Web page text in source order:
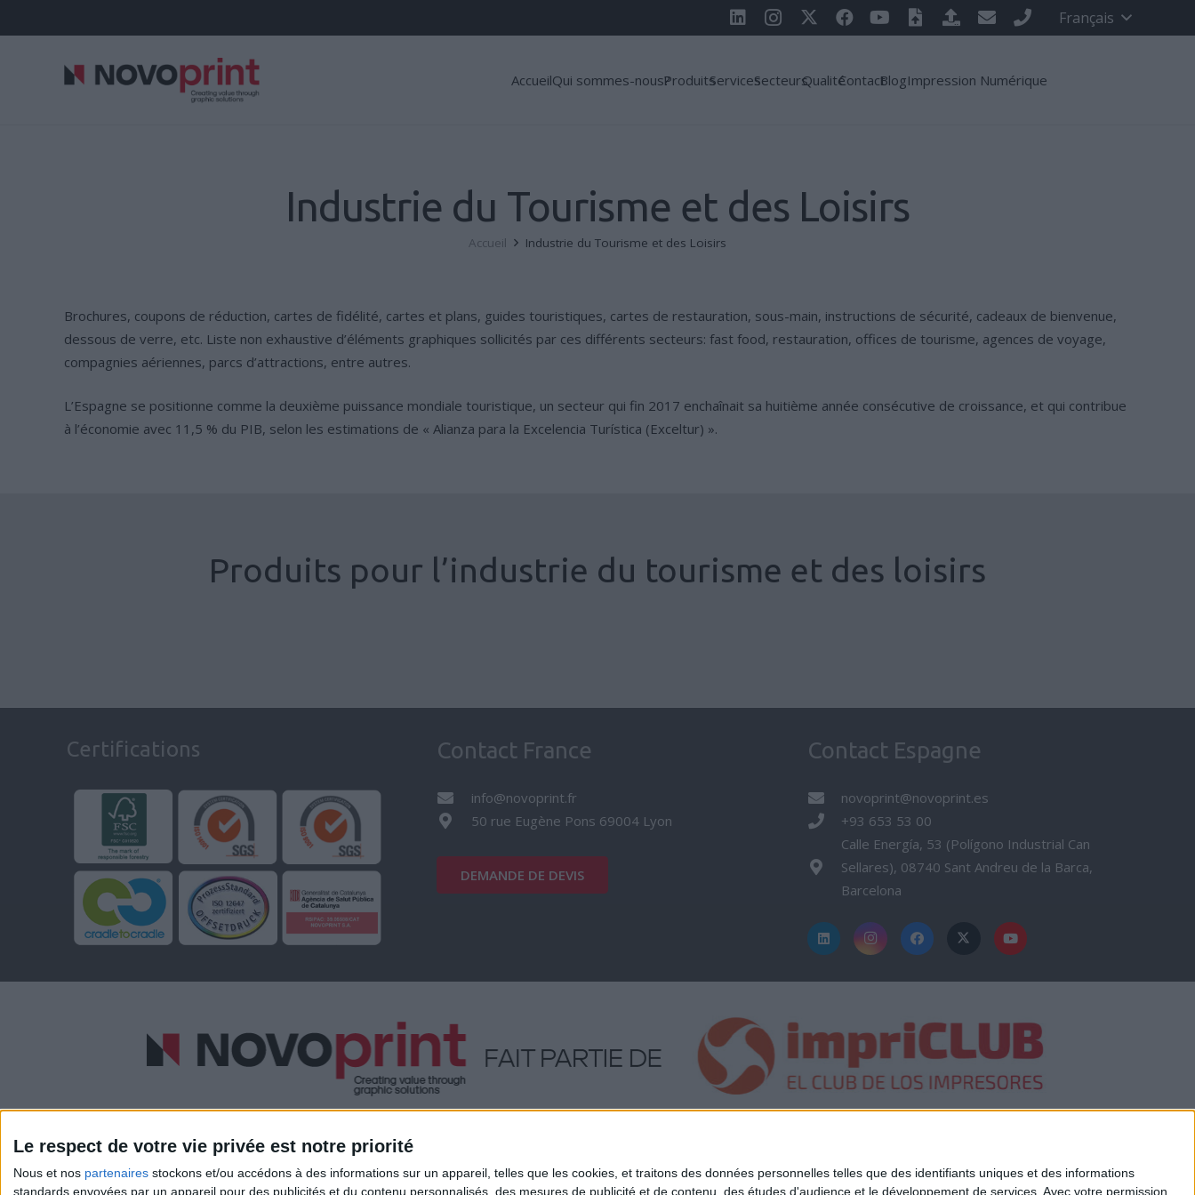
Le respect de votre vie privée est notre priorité
Nous et nos partenaires stockons et/ou accédons à des informations sur un appareil, telles que les cookies, et traitons des données personnelles telles que des identifiants uniques et des informations
standards envoyées par un appareil pour des publicités et du contenu personnalisés, des mesures de publicité et de contenu, des études d'audience et le développement de services. Avec votre permission,
Français
AccueilQui sommes-nous?ProduitsServicesSecteursQualitéContactBlogImpression Numérique
Industrie du Tourisme et des Loisirs
Accueil Industrie du Tourisme et des Loisirs
Brochures, coupons de réduction, cartes de fidélité, cartes et plans, guides touristiques, cartes de restauration, sous-main, instructions de sécurité, cadeaux de bienvenue,
dessous de verre, etc. Liste non exhaustive d’éléments graphiques sollicités par ces différents secteurs: fast food, restauration, offices de tourisme, agences de voyage,
compagnies aériennes, parcs d’attractions, entre autres.
L’Espagne se positionne comme la deuxième puissance mondiale touristique, un secteur qui fin 2017 enchaînait sa huitième année consécutive de croissance, et qui contribue
à l’économie avec 11,5 % du PIB, selon les estimations de « Alianza para la Excelencia Turística (Exceltur) ».
Produits pour l’industrie du tourisme et des loisirs
Certifications Contact France
info@novoprint.fr
50 rue Eugène Pons 69004 Lyon
DEMANDE DE DEVIS
Contact Espagne
novoprint@novoprint.es
+93 653 53 00
Calle Energía, 53 (Polígono Industrial Can
Sellares), 08740 Sant Andreu de la Barca,
Barcelona